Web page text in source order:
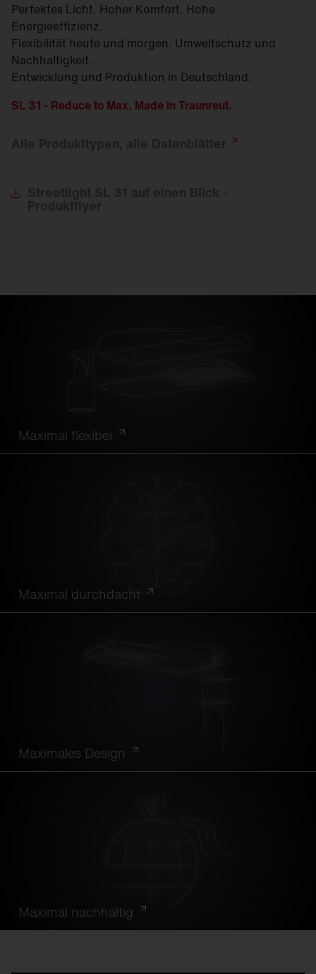
Perfektes Licht. Hoher Komfort. Hohe
Energieeffizienz.
Flexibilität heute und morgen. Umweltschutz und
Nachhaltigkeit.
Entwicklung und Produktion in Deutschland.
SL 31 - Reduce to Max. Made in Traunreut.
Maximal flexibel
Maximal durchdacht
Maximales Design
Maximal nachhaltig